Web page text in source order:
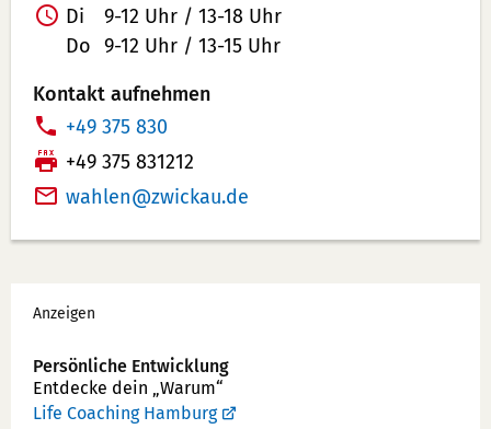
Di
9-12 Uhr / 13-18 Uhr
Do 9-12 Uhr / 13-15 Uhr
Kontakt aufnehmen
T
e
f
n
u
m
m
+49 375 830
F
a
+49 375 831212
wahlen
zwickau de
Werbung
Anzeigen
Persönliche Entwicklung
Entdecke dein „Warum“
Life Coaching Hamburg